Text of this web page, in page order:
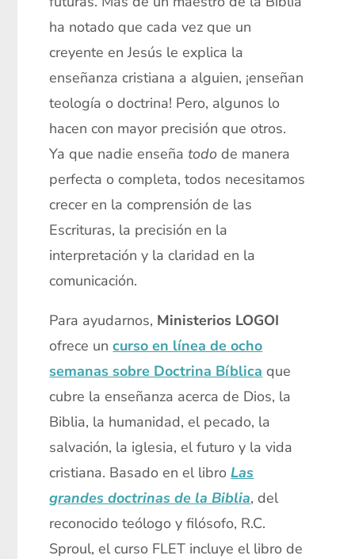
ha notado que cada vez que un
creyente en Jesús le explica la
enseñanza cristiana a alguien, ¡enseñan
teología o doctrina! Pero, algunos lo
hacen con mayor precisión que otros.
Ya que nadie enseñatodode manera
perfecta o completa, todos necesitamos
crecer en la comprensión de las
Escrituras, la precisión en la
interpretación y la claridad en la
comunicación.
Para ayudarnos, Ministerios LOGOI
ofrece uncurso en línea de ocho
semanas sobre Doctrina Bíblica que
cubre la enseñanza acerca de Dios, la
Biblia, la humanidad, el pecado, la
salvación, la iglesia, el futuro y la vida
cristiana. Basado en el libroLas
grandes doctrinas de la Biblia, del
reconocido teólogo y filósofo, R.C.
Sproul, el curso FLET incluye el libro de